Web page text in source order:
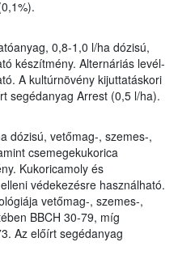
0,8-1,0 l/ha dózisú,
készítmény. Alternáriás levél-
A kultúrnövény kijuttatáskori
segédanyag Arrest (0,5 l/ha).
dózisú, vetőmag-, szemes-,
csemegekukorica
Kukoricamoly és
védekezésre használható.
vetőmag-, szemes-,
BBCH 30-79, míg
Az előírt segédanyag